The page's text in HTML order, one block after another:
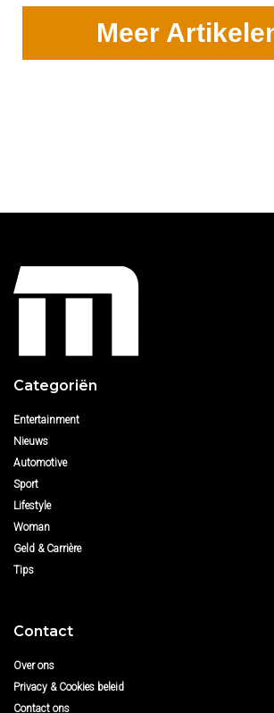
Meer
Categoriën
Entertainment
Nieuws
Automotive
Sport
Lifestyle
Woman
Geld & Carrière
Tips
Contact
Over ons
Privacy & Cookies beleid
Contact ons